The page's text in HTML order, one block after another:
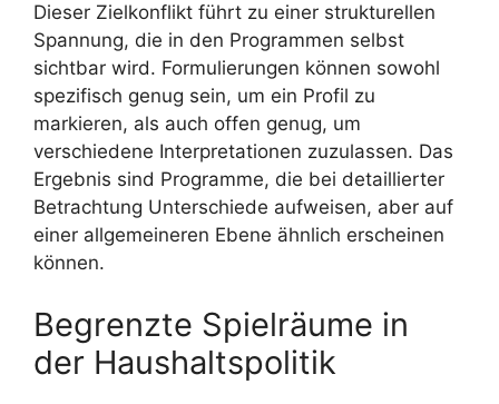
Dieser Zielkonflikt führt zu einer strukturellen
Spannung, die in den Programmen selbst
sichtbar wird. Formulierungen können sowohl
spezifisch genug sein, um ein Profil zu
markieren, als auch offen genug, um
verschiedene Interpretationen zuzulassen. Das
Ergebnis sind Programme, die bei detaillierter
Betrachtung Unterschiede aufweisen, aber auf
einer allgemeineren Ebene ähnlich erscheinen
können.
Begrenzte Spielräume in
der Haushaltspolitik